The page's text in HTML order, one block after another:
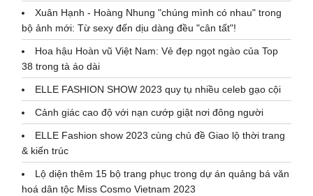
Xuân Hạnh - Hoàng Nhung "chúng mình có nhau" trong
bộ ảnh mới: Từ sexy đến dịu dàng đều "cân tất"!
Hoa hậu Hoàn vũ Việt Nam: Vẻ đẹp ngọt ngào của Top
38 trong tà áo dài
ELLE FASHION SHOW 2023 quy tụ nhiều celeb gạo cội
Cảnh giác cao độ với nạn cướp giật nơi đông người
ELLE Fashion show 2023 cùng chủ đề Giao lộ thời trang
& kiến trúc
Lộ diện thêm 15 bộ trang phục trong dự án quảng bá văn
hoá dân tộc Miss Cosmo Vietnam 2023